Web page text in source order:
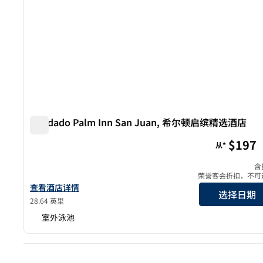
Condado Palm Inn San Juan, 希尔顿启缤精选酒店
查看希尔顿启缤精选圣胡安康达多棕榈酒店的详细信息
查看酒店详情
28.64 英里
从* $197
含
荣誉客会折扣，不可
选择日期
室外泳池